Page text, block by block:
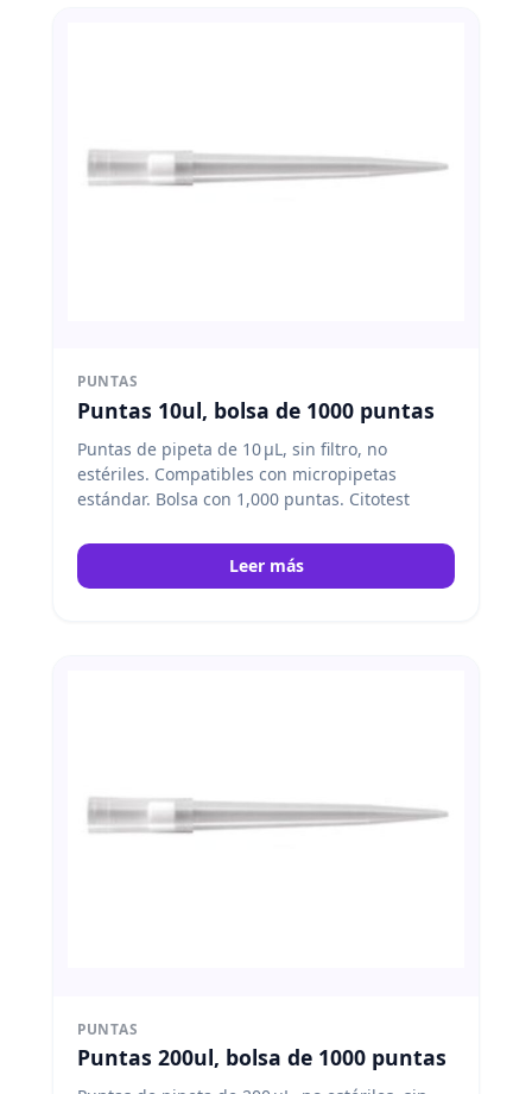
PUNTAS
Puntas 10ul, bolsa de 1000 puntas
Puntas de pipeta de 10 μL, sin filtro, no
estériles. Compatibles con micropipetas
estándar. Bolsa con 1,000 puntas. Citotest
Leer más
PUNTAS
Puntas 200ul, bolsa de 1000 puntas